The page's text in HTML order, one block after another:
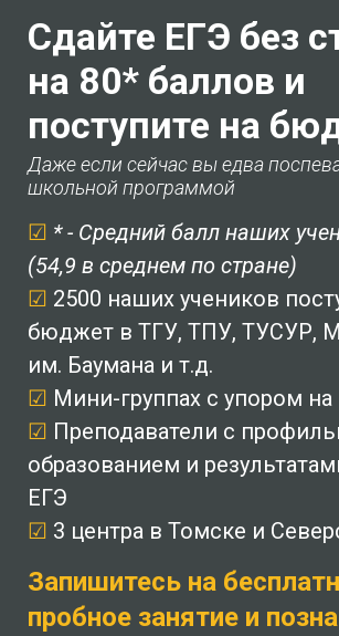
Сдайте ЕГЭ без
на 80* баллов и
поступите на
Даже если сейчас вы едва
школьной программой
☑ * - Средний балл наших
(54,9 в среднем по стране)
☑ 2500 наших учеников
бюджет в ТГУ, ТПУ, ТУСУР,
им. Баумана и т.д.
☑ Мини-группах с упором на
☑ Преподаватели с
образованием и
ЕГЭ
☑ 3 центра в Томске и
Запишитесь на
пробное занятие и